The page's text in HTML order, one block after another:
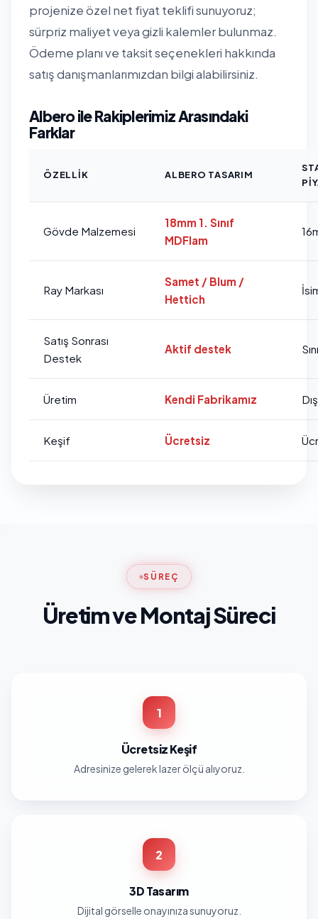
projenize özel net fiyat teklifi sunuyoruz;
sürpriz maliyet veya gizli kalemler bulunmaz.
Ödeme planı ve taksit seçenekleri hakkında
satış danışmanlarımızdan bilgi alabilirsiniz.
Albero ile Rakiplerimiz Arasındaki
Farklar
ÖZELLIK ALBERO TASARIM
Gövde Malzemesi
18mm 1. Sınıf
MDFlam
Ray Markası
Samet / Blum /
Hettich
Satış Sonrası
Destek
Aktif destek
Üretim Kendi Fabrikamız
Keşif Ücretsiz
SÜREÇ
Üretim ve Montaj Süreci
1
Ücretsiz Keşif
Adresinize gelerek lazer ölçü alıyoruz.
2
3D Tasarım
Dijital görselle onayınıza sunuyoruz.